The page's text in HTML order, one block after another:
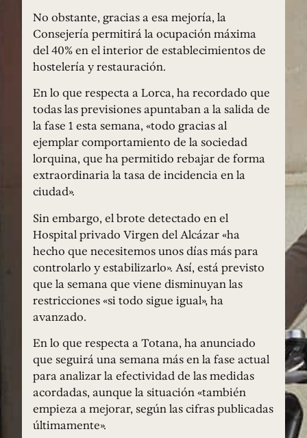
No obstante, gracias a esa mejoría, la
Consejería permitirá la ocupación máxima
del 40% en el interior de establecimientos de
hostelería y restauración.
En lo que respecta a Lorca, ha recordado que
todas las previsiones apuntaban a la salida de
la fase 1 esta semana, «todo gracias al
ejemplar comportamiento de la sociedad
lorquina, que ha permitido rebajar de forma
extraordinaria la tasa de incidencia en la
ciudad».
Sin embargo, el brote detectado en el
Hospital privado Virgen del Alcázar «ha
hecho que necesitemos unos días más para
controlarlo y estabilizarlo». Así, está previsto
que la semana que viene disminuyan las
restricciones «si todo sigue igual», ha
avanzado.
En lo que respecta a Totana, ha anunciado
que seguirá una semana más en la fase actual
para analizar la efectividad de las medidas
acordadas, aunque la situación «también
empieza a mejorar, según las cifras publicadas
últimamente».